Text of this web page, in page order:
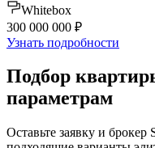
Whitebox
300 000 000 ₽
Узнать подробности
Подбор
параметрам
Оставьте заявку и